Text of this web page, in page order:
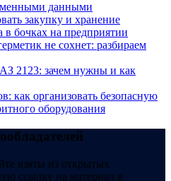
данными
закупку и хранение
в бочках на предприятии
не сохнет: разбираем
2123: зачем нужны и как
как организовать безопасную
оборудования
взяты из открытых
ссылку на материал в